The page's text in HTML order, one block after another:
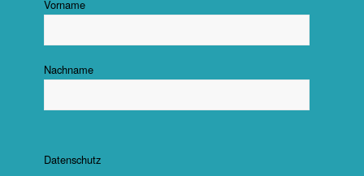
Vorname
Nachname
Datenschutz